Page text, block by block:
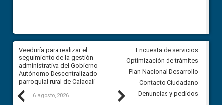
Previous
Veeduría para realizar el
seguimiento de la gestión
administrativa del Gobierno
Autónomo Descentralizado
parroquial rural de Calacalí
6 agosto, 2026
Veeduría para vigilar los
derivados de la Audiencia
comunidad Urbina, parroquia
Carolina
5 agosto, 2026
Next
Encuesta de servicios
Optimización de trámites
Plan Nacional Desarrollo
Contacto Ciudadano
Denuncias y pedidos